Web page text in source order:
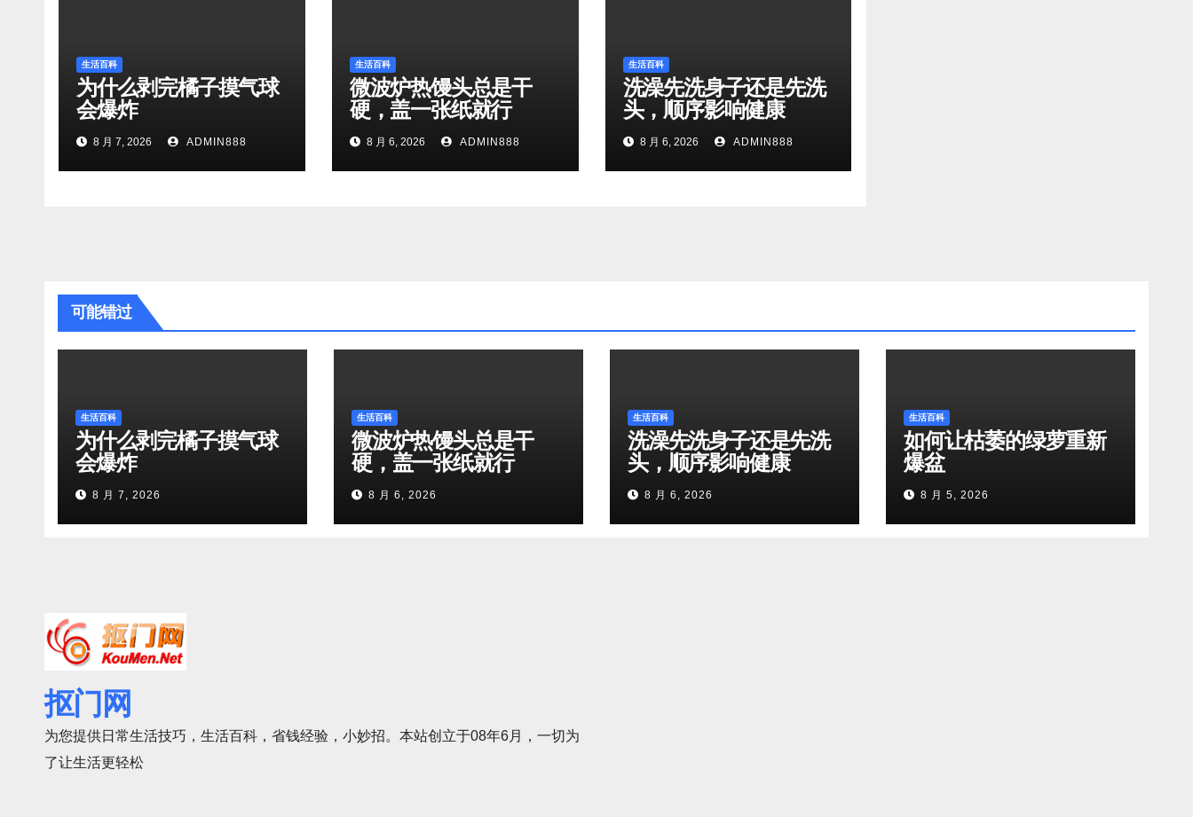
生活百科
为什么剥完橘子摸气球
会爆炸
8 月 7, 2026 ADMIN888
生活百科
微波炉热馒头总是干
硬，盖一张纸就行
8 月 6, 2026 ADMIN888
生活百科
洗澡先洗身子还是先洗
头，顺序影响健康
8 月 6, 2026 ADMIN888
可能错过
生活百科
为什么剥完橘子摸气球
会爆炸
8 月 7, 2026
生活百科
微波炉热馒头总是干
硬，盖一张纸就行
8 月 6, 2026
生活百科
洗澡先洗身子还是先洗
头，顺序影响健康
8 月 6, 2026
生活百科
如何让枯萎的绿萝重新
爆盆
8 月 5, 2026
抠门网
为您提供日常生活技巧，生活百科，省钱经验，小妙招。本站创立于08年6月，一切为
了让生活更轻松